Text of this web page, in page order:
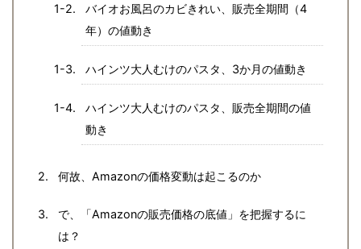
バイオお風呂のカビきれい、販売全期間（4
年）の値動き
ハインツ大人むけのパスタ、3か月の値動き
ハインツ大人むけのパスタ、販売全期間の値
動き
何故、Amazonの価格変動は起こるのか
で、「Amazonの販売価格の底値」を把握するに
は？